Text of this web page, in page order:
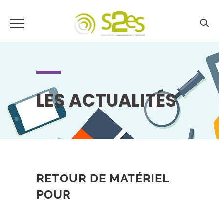
LES ACTUALITÉS
RETOUR DE MATÉRIEL
POUR